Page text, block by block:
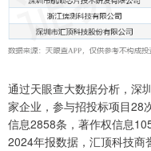
通过天眼查大数据分析，深
家企业，参与招投标项目28
信息2858条，著作权信息
2024年报数据，汇顶科技商